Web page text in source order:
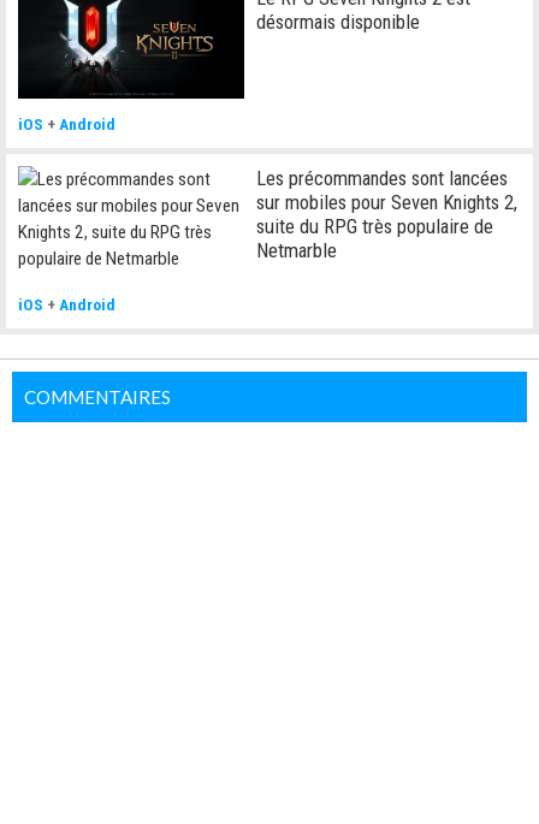
désormais disponible
iOS + Android
Les précommandes sont lancées
sur mobiles pour Seven Knights 2,
suite du RPG très populaire de
Netmarble
iOS + Android
COMMENTAIRES